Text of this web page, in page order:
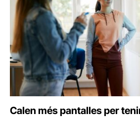
Calen més pantalles per